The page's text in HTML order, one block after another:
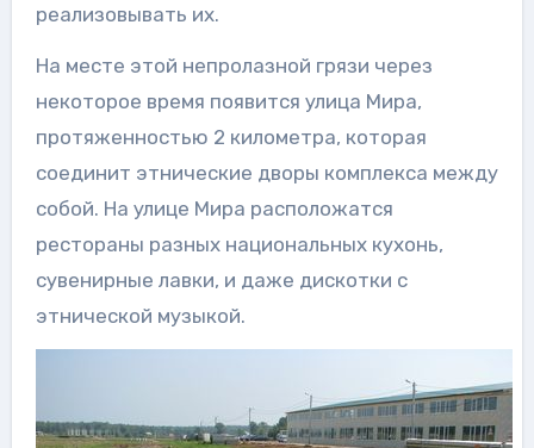
реализовывать их.
На месте этой непролазной грязи через
некоторое время появится улица Мира,
протяженностью 2 километра, которая
соединит этнические дворы комплекса между
собой. На улице Мира расположатся
рестораны разных национальных кухонь,
сувенирные лавки, и даже дискотки с
этнической музыкой.